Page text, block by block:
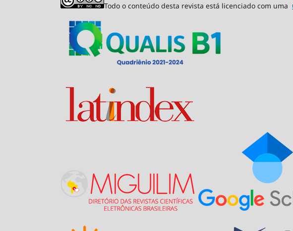
Todo o conteúdo desta revista está licenciado com uma